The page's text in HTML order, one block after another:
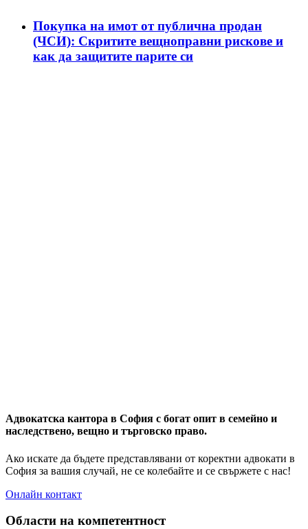
Покупка на имот от публична продан
(ЧСИ): Скритите вещноправни рискове и
как да защитите парите си
Адвокатска кантора в София с богат опит в семейно и
наследствено, вещно и търговско право.
Ако искате да бъдете представлявани от коректни адвокати в
София за вашия случай, не се колебайте и се свържете с нас!
Онлайн контакт
Области на компетентност